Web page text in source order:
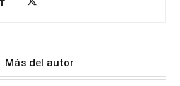
Más del autor